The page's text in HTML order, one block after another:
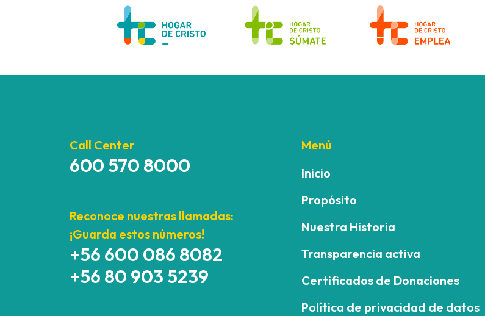
Call Center
600 570 8000
Reconoce nuestras llamadas:
¡Guarda estos números!
+56 600 086 8082
+56 80 903 5239
Menú
Inicio
Propósito
Nuestra Historia
Transparencia activa
Certificados de Donaciones
Política de privacidad de datos